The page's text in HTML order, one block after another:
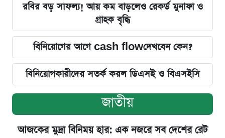
রবির বড় সাফল্য! আয় কম বাড়লেও রেকর্ড মুনাফা ও
গ্রাহক বৃদ্ধি
বিনিয়োগের আগে cash flowদেখবেন কেন?
বিনিয়োগকারীদের সতর্ক করল ডিএসই ও বিএসইসি
জাতীয়
আজকের মুদ্রা বিনিময় হার: এক নজরে সব দেশের রেট